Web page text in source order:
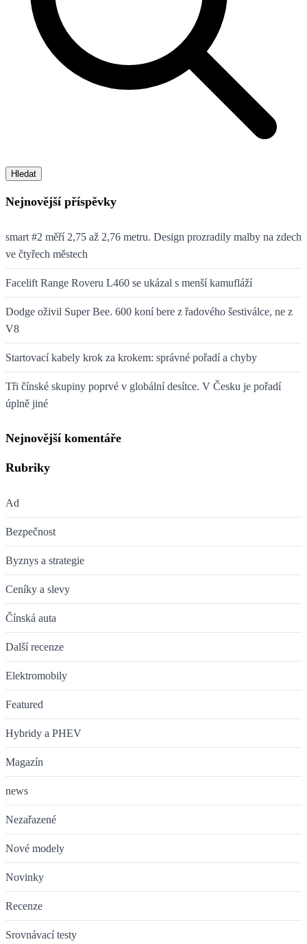
Hledat
Nejnovější příspěvky
smart #2 měří 2,75 až 2,76 metru. Design prozradily malby na zdech
ve čtyřech městech
Facelift Range Roveru L460 se ukázal s menší kamufláží
Dodge oživil Super Bee. 600 koní bere z řadového šestiválce, ne z
V8
Startovací kabely krok za krokem: správné pořadí a chyby
Tři čínské skupiny poprvé v globální desítce. V Česku je pořadí
úplně jiné
Nejnovější komentáře
Rubriky
Ad
Bezpečnost
Byznys a strategie
Ceníky a slevy
Čínská auta
Další recenze
Elektromobily
Featured
Hybridy a PHEV
Magazín
news
Nezařazené
Nové modely
Novinky
Recenze
Srovnávací testy